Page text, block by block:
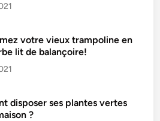
votre vieux trampoline en
lit de balançoire!
disposer ses plantes vertes
?